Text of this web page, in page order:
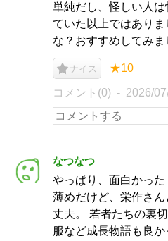
単純だし、怪しい人
ていた以上ではあり
な？おすすめしてみま
ナイス ★10
コメント(0) 2026/
なつなつ
やっぱり、面白かっ
薄めだけど、栄作さ
丈夫。 若者たちの裏
服など成長物語も良